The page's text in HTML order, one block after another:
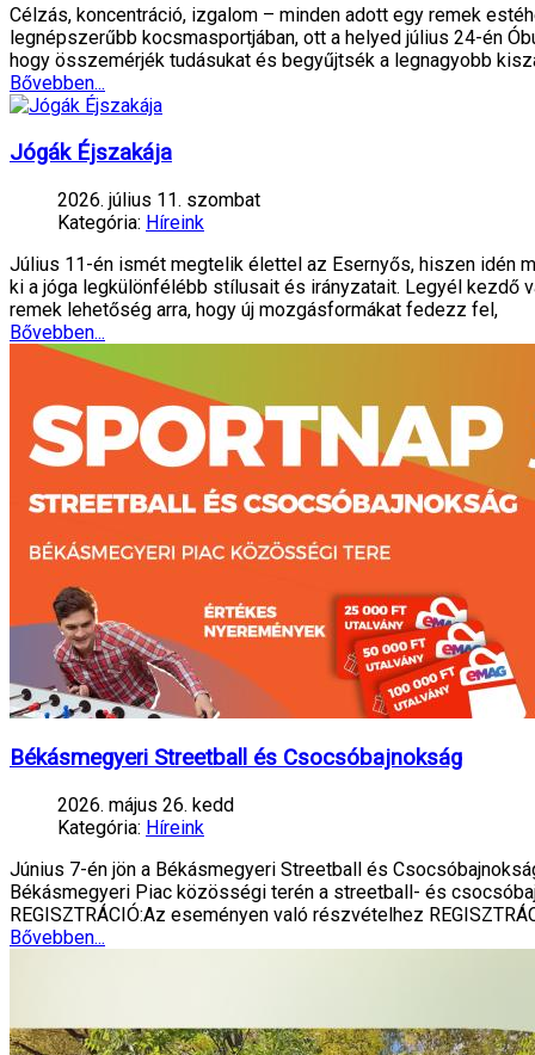
Célzás, koncentráció, izgalom – minden adott egy remek
legnépszerűbb kocsmasportjában, ott a helyed július 24-én
hogy összemérjék tudásukat és begyűjtsék a legnagyobb
Bővebben...
Jógák Éjszakája
2026. július 11. szombat
Kategória: Híreink
Július 11-én ismét megtelik élettel az Esernyős, hiszen idén
ki a jóga legkülönfélébb stílusait és irányzatait. Legyél kezdő
remek lehetőség arra, hogy új mozgásformákat fedezz fel,
Bővebben...
Békásmegyeri Streetball és Csocsóbajnokság
2026. május 26. kedd
Kategória: Híreink
Június 7-én jön a Békásmegyeri Streetball és
Békásmegyeri Piac közösségi terén a streetball- és
REGISZTRÁCIÓ:Az eseményen való részvételhez
Bővebben...